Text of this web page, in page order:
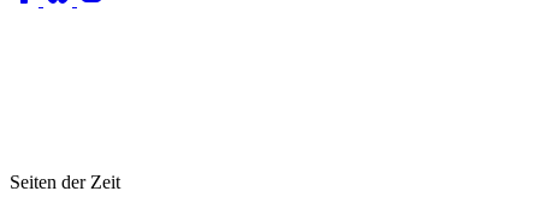
Seiten der Zeit